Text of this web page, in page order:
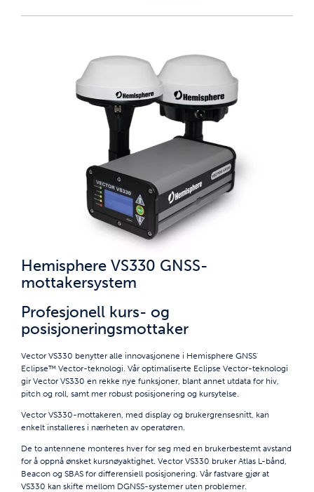
Hemisphere VS330 GNSS-
mottakersystem
Profesjonell kurs- og
posisjoneringsmottaker
Vector VS330 benytter alle innovasjonene i Hemisphere GNSS'
Eclipse™ Vector-teknologi. Vår optimaliserte Eclipse Vector-teknologi
gir Vector VS330 en rekke nye funksjoner, blant annet utdata for hiv,
pitch og roll, samt mer robust posisjonering og kursytelse.
Vector VS330-mottakeren, med display og brukergrensesnitt, kan
enkelt installeres i nærheten av operatøren.
De to antennene monteres hver for seg med en brukerbestemt avstand
for å oppnå ønsket kursnøyaktighet. Vector VS330 bruker Atlas L-bånd,
Beacon og SBAS for differensiell posisjonering. Vår fastvare gjør at
VS330 kan skifte mellom DGNSS-systemer uten problemer.